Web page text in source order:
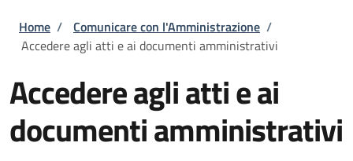
Briciole di pane
Home / Comunicare con l'Amministrazione /
Accedere agli atti e ai documenti amministrativi
Accedere agli atti e ai
documenti amministrativi